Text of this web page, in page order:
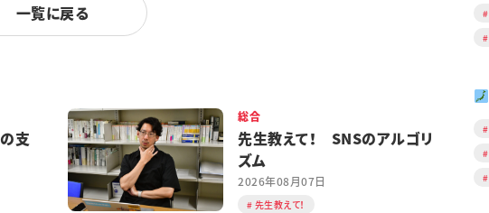
一覧に戻る
支
総合
先生教えて！ SNSのアルゴリ
ズム
2026年08月07日
先生教えて！